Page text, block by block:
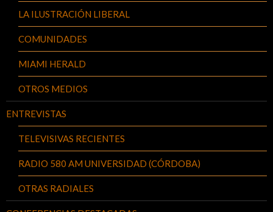
LA ILUSTRACIÓN LIBERAL
COMUNIDADES
MIAMI HERALD
OTROS MEDIOS
ENTREVISTAS
TELEVISIVAS RECIENTES
RADIO 580 AM UNIVERSIDAD (CÓRDOBA)
OTRAS RADIALES